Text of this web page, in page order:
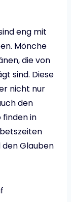
eng mit
Mönche
die von
sind. Diese
nicht nur
den
finden in
Glauben